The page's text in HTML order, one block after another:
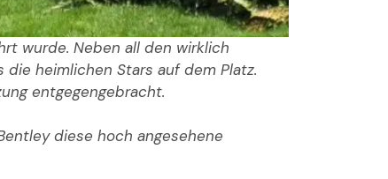
wurde. Neben all den wirklich
heimlichen Stars auf dem Platz.
entgegengebracht.
diese hoch angesehene